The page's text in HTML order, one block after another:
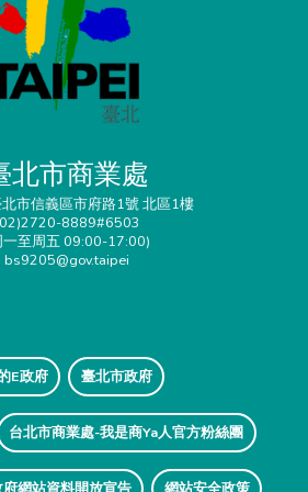
北市商業處
市信義區市府路1號 北區1樓
8889#6503
一至周五 09:00-17:00)
bs9205@gov.taipei
E政府 臺北市政府
台北市商業處-我是商Ya人官方粉絲團